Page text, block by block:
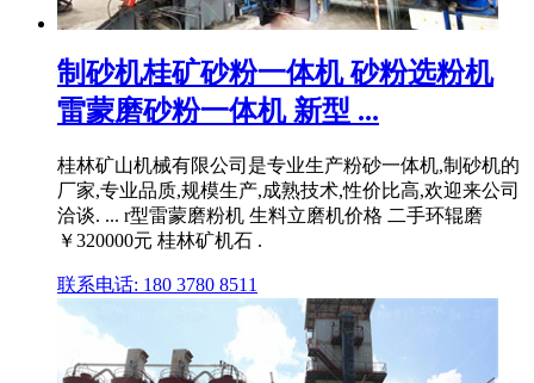
制砂机桂矿砂粉一体机 砂粉选粉机
雷蒙磨砂粉一体机 新型 ...
桂林矿山机械有限公司是专业生产粉砂一体机,制砂机的
厂家,专业品质,规模生产,成熟技术,性价比高,欢迎来公司
洽谈. ... r型雷蒙磨粉机 生料立磨机价格 二手环辊磨
￥320000元 桂林矿机石 .
联系电话: 180 3780 8511